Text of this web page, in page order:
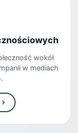
wokół
w mediach